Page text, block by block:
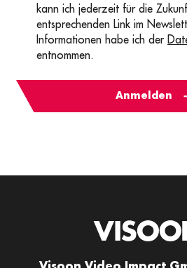
kann ich jederzeit für die
entsprechenden Link im
Informationen habe ich der
entnommen.
Anmelden